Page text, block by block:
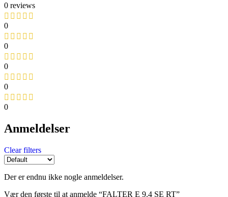
0 reviews
0
0
0
0
0
Anmeldelser
Clear filters
Der er endnu ikke nogle anmeldelser.
Vær den første til at anmelde “FALTER E 9.4 SE RT”